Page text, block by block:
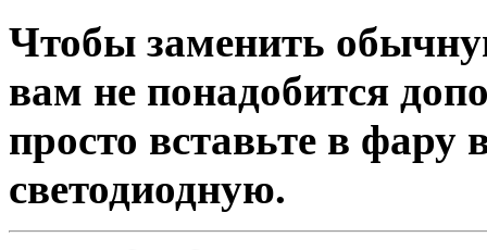
Чтобы заменить
вам не понадобится
просто вставьте в
светодиодную.